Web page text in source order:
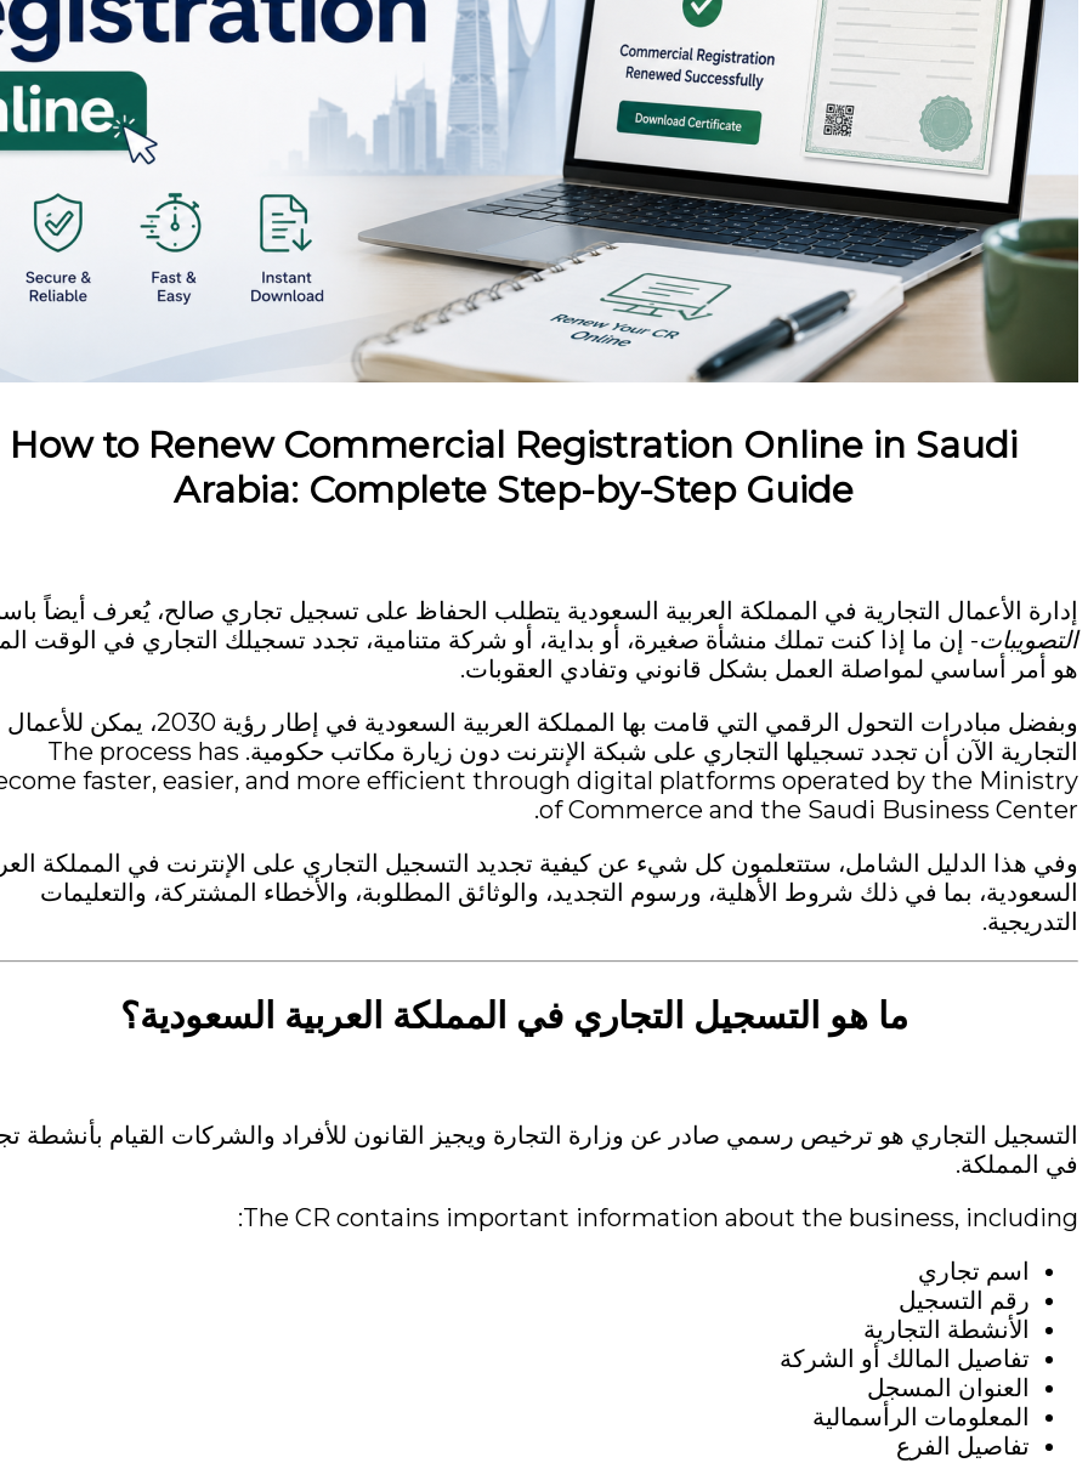
How to Renew Commercial Registration Online in Saudi
Arabia: Complete Step-by-Step Guide
إدارة الأعمال التجارية في المملكة العربية السعودية يتطلب الحفاظ على تسجيل تجاري صالح، يُعرف أيضاً
التصويبات- إن ما إذا كنت تملك منشأة صغيرة، أو بداية، أو شركة متنامية، تجدد تسجيلك التجاري في الوقت
هو أمر أساسي لمواصلة العمل بشكل قانوني وتفادي العقوبات.
وبفضل مبادرات التحول الرقمي التي قامت بها المملكة العربية السعودية في إطار رؤية 2030، يمكن للأعمال
التجارية الآن أن تجدد تسجيلها التجاري على شبكة الإنترنت دون زيارة مكاتب حكومية. The process has
faster, easier, and more efficient through digital platforms operated by the Ministry
of Commerce and the Saudi Business Center.
وفي هذا الدليل الشامل، ستتعلمون كل شيء عن كيفية تجديد التسجيل التجاري على الإنترنت في المملكة
السعودية، بما في ذلك شروط الأهلية، ورسوم التجديد، والوثائق المطلوبة، والأخطاء المشتركة، والتعليمات
التدريجية.
ما هو التسجيل التجاري في المملكة العربية السعودية؟
التسجيل التجاري هو ترخيص رسمي صادر عن وزارة التجارة ويجيز القانون للأفراد والشركات القيام بأنشطة
في المملكة.
The CR contains important information about the business, including:
اسم تجاري
رقم التسجيل
الأنشطة التجارية
تفاصيل المالك أو الشركة
العنوان المسجل
المعلومات الرأسمالية
تفاصيل الفرع